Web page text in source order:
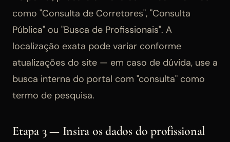
como "Consulta de Corretores", "Consulta
Pública" ou "Busca de Profissionais". A
localização exata pode variar conforme
atualizações do site — em caso de dúvida, use a
busca interna do portal com "consulta" como
termo de pesquisa.
Etapa 3 — Insira os dados do profissional